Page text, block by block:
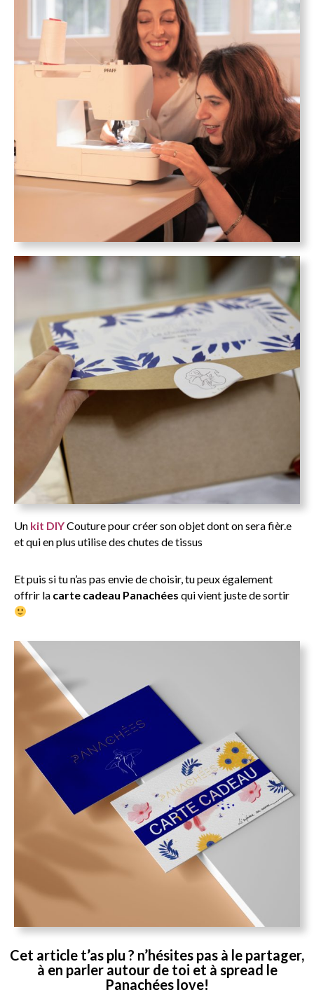
Un kit DIYCouture pour créer son objet dont on sera fièr.e
et qui en plus utilise des chutes de tissus
Et puis si tu n’as pas envie de choisir, tu peux également
offrir la carte cadeau Panachées qui vient juste de sortir
Cet article t’as plu ? n’hésites pas à le partager,
à en parler autour de toi et à spread le
Panachées love!